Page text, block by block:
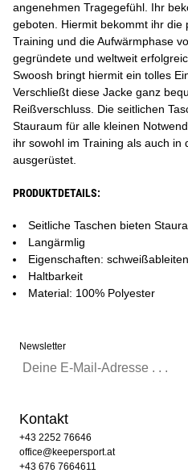
angenehmen Tragegefühl. Ihr
geboten. Hiermit bekommt ihr die
Training und die Aufwärmphase
gegründete und weltweit
Swoosh bringt hiermit ein tolles
Verschließt diese Jacke ganz
Reißverschluss. Die seitlichen
Stauraum für alle kleinen
ihr sowohl im Training als auch in
ausgerüstet.
PRODUKTDETAILS:
Seitliche Taschen bieten
Langärmlig
Eigenschaften:
Haltbarkeit
Material: 100% Polyester
Newsletter
Kontakt
+43 2252 76646
office@keepersport.at
+43 676 7664611